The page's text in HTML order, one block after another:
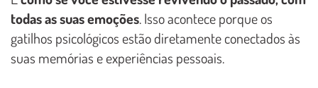
todas as suas emoções. Isso acontece porque os
gatilhos psicológicos estão diretamente conectados às
suas memórias e experiências pessoais.